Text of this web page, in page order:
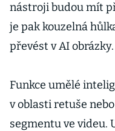
nástroji budou mít
je pak kouzelná
převést v AI obrázky.
Funkce umělé
v oblasti retuše
segmentu ve videu.